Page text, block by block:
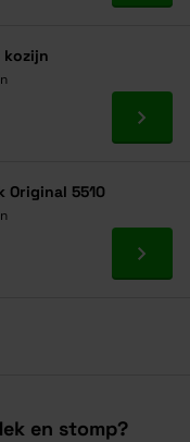
kozijn
Ga
Original 5510
Ga
en stomp?